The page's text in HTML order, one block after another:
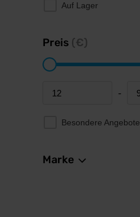
Auf Lager
Preis (€)
Minimum price -
Maximum price
Besondere Angebote
Marke